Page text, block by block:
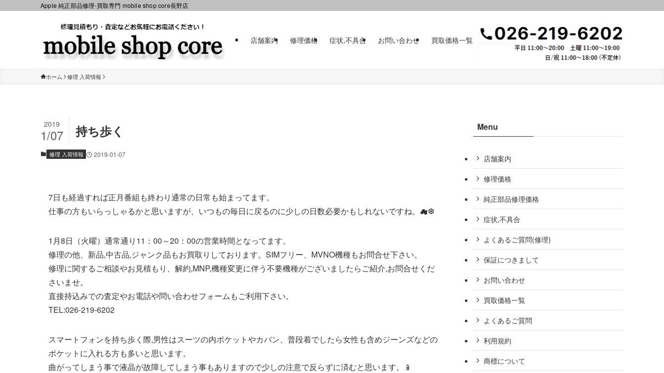
Apple 純正部品修理-買取専門 mobile shop core長野店
店舗案内 修理価格 症状,不具合 お問い合わせ 買取価格一覧
ホーム 修理 入荷情報
持ち歩く
2019
1/07
修理 入荷情報 2019-01-07
7日も経過すれば正月番組も終わり通常の日常も始まってます。
仕事の方もいらっしゃるかと思いますが、いつもの毎日に戻るのに少しの日数必要かもしれないですね。☁❆
1月8日（火曜）通常通り11：00～20：00の営業時間となってます。
修理の他、新品,中古品,ジャンク品もお買取りしております。SIMフリー、MVNO機種もお問合せ下さい。
修理に関するご相談やお見積もり、解約,MNP,機種変更に伴う不要機種がございましたらご紹介,お問合せくだ
さいませ。
直接持込みでの査定やお電話や問い合わせフォームもご利用下さい。
TEL:026-219-6202
スマートフォンを持ち歩く際,男性はスーツの内ポケットやカバン、普段着でしたら女性も含めジーンズなどの
ポケットに入れる方も多いと思います。
曲がってしまう事で液晶が故障してしまう事もありますので少しの注意で反らずに済むと思います。📱
Menu
店舗案内
修理価格
純正部品修理価格
症状,不具合
よくあるご質問(修理)
保証につきまして
お問い合わせ
買取価格一覧
よくあるご質問
利用規約
商標について